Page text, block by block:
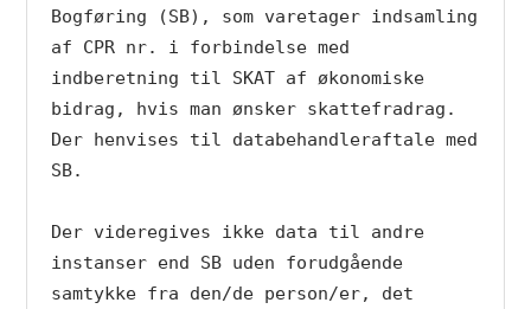
Bogføring (SB), som varetager indsamling
af CPR nr. i forbindelse med
indberetning til SKAT af økonomiske
bidrag, hvis man ønsker skattefradrag.
Der henvises til databehandleraftale med
SB.
Der videregives ikke data til andre
instanser end SB uden forudgående
samtykke fra den/de person/er, det